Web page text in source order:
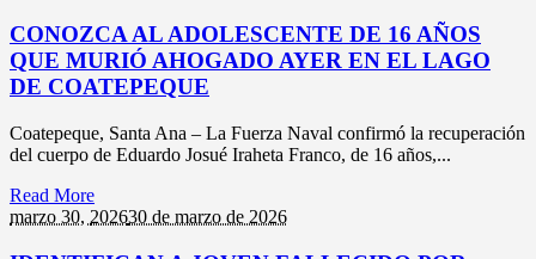
CONOZCA AL ADOLESCENTE DE 16 AÑOS
QUE MURIÓ AHOGADO AYER EN EL LAGO
DE COATEPEQUE
Coatepeque, Santa Ana – La Fuerza Naval confirmó la recuperación
del cuerpo de Eduardo Josué Iraheta Franco, de 16 años,...
Read More
marzo 30, 202630 de marzo de 2026